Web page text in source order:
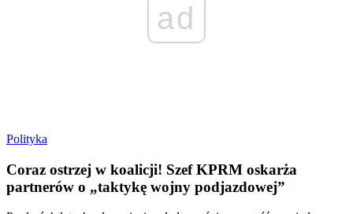
ad
Polityka
Coraz ostrzej w koalicji! Szef KPRM oskarża
partnerów o „taktykę wojny podjazdowej”